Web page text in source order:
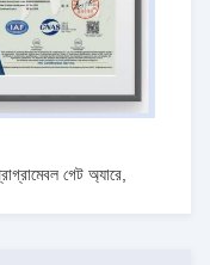
গেট অ্যারে